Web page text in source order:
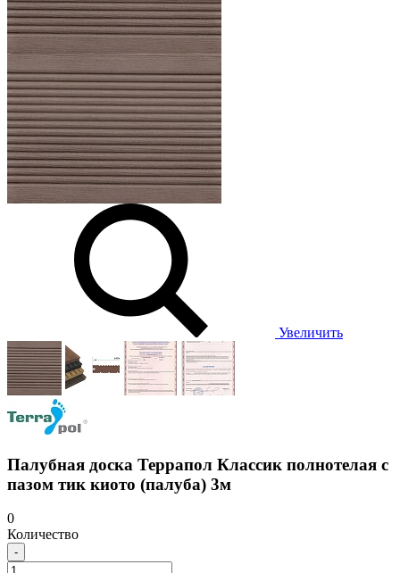
Увеличить
Палубная доска Террапол Классик полнотелая с
пазом тик киото (палуба) 3м
0
Количество
-